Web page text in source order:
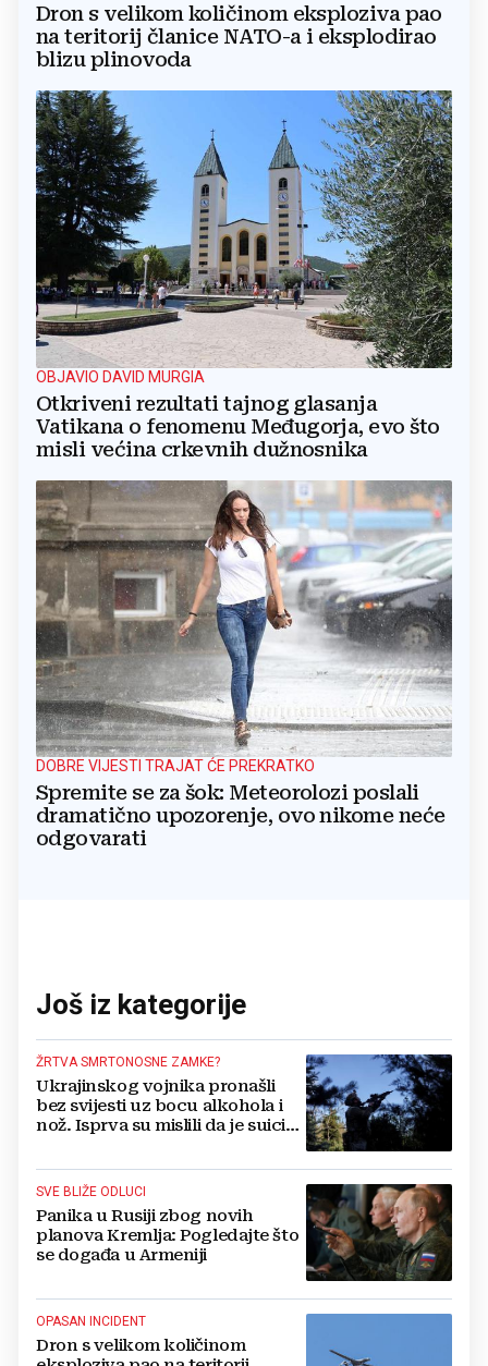
Dron s velikom količinom eksploziva pao
na teritorij članice NATO-a i eksplodirao
blizu plinovoda
OBJAVIO DAVID MURGIA
Otkriveni rezultati tajnog glasanja
Vatikana o fenomenu Međugorja, evo što
misli većina crkevnih dužnosnika
DOBRE VIJESTI TRAJAT ĆE PREKRATKO
Spremite se za šok: Meteorolozi poslali
dramatično upozorenje, ovo nikome neće
odgovarati
Još iz kategorije
ŽRTVA SMRTONOSNE ZAMKE?
Ukrajinskog vojnika pronašli
bez svijesti uz bocu alkohola i
nož. Isprva su mislili da je suicid,
SVE BLIŽE ODLUCI
Panika u Rusiji zbog novih
planova Kremlja: Pogledajte što
se događa u Armeniji
OPASAN INCIDENT
Dron s velikom količinom